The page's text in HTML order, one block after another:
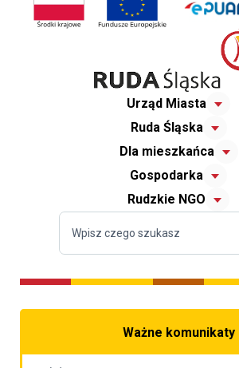
Urząd Miasta
Ruda Śląska
Dla mieszkańca
Gospodarka
Rudzkie NGO
Ważne komunikaty